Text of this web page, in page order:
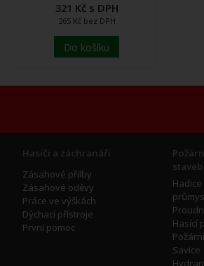
321 Kč s DPH
265 Kč bez DPH
Do košíku
Hasiči a záchranáři
Zásahové přilby
Zásahové oděvy
Práce ve výškách
Dýchací přístroje
První pomoc
staveb
Hasící
Savice